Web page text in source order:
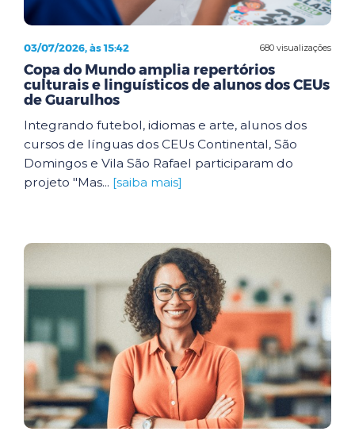
680 visualizações
03/07/2026, às 15:42
Copa do Mundo amplia repertórios
culturais e linguísticos de alunos dos CEUs
de Guarulhos
Integrando futebol, idiomas e arte, alunos dos
cursos de línguas dos CEUs Continental, São
Domingos e Vila São Rafael participaram do
projeto "Mas... [saiba mais]